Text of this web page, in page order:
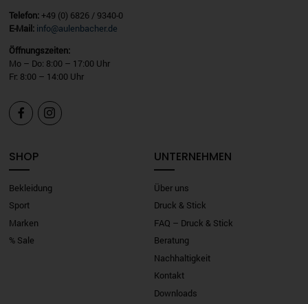
Telefon:+49 (0) 6826 / 9340-0
E-Mail: info@aulenbacher.de
Öffnungszeiten:
Mo – Do: 8:00 – 17:00 Uhr
Fr: 8:00 – 14:00 Uhr
 
SHOP
Bekleidung
Sport
Marken
% Sale
UNTERNEHMEN
Über uns
Druck & Stick
FAQ – Druck & Stick
Beratung
Nachhaltigkeit
Kontakt
Downloads